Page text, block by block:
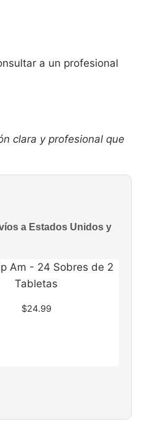
a un profesional
clara y profesional que
a Estados Unidos y
$24.99